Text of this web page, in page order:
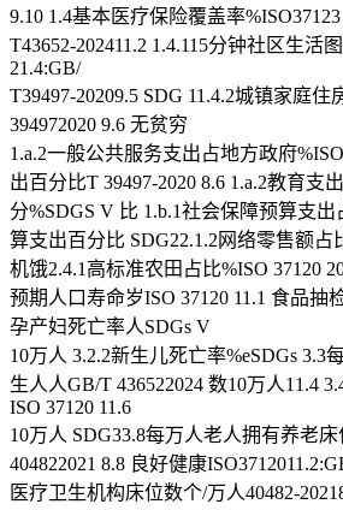
9.10 1.4基本医疗保险覆盖率%ISO37123
T43652-202411.2 1.4.115分钟社区生活
21.4:GB/
T39497-20209.5 SDG 11.4.2城镇家庭
394972020 9.6 无贫穷
1.a.2一般公共服务支出占地方政府
出百分比T 39497-2020 8.6 1.a.2教育支
分%SDGS V 比 1.b.1社会保障预算支出
算支出百分比 SDG22.1.2网络零售额占
机饿2.4.1高标准农田占比%ISO 37120
预期人口寿命岁ISO 37120 11.1 食品抽
孕产妇死亡率人SDGs V
10万人 3.2.2新生儿死亡率%eSDGs 3.3
生人人GB/T 436522024 数10万人11.4
ISO 37120 11.6
10万人 SDG33.8每万人老人拥有养老
404822021 8.8 良好健康
医疗卫生机构床位数个/万人40482-